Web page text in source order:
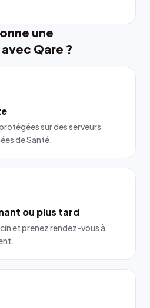
une
Qare ?
sur des serveurs
de Santé.
ou plus tard
et prenez rendez-vous à